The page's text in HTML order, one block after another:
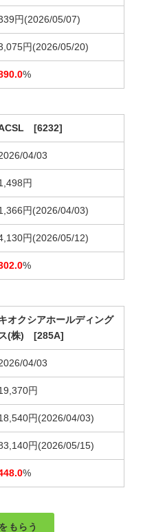
円(2026/05/07)
円(2026/05/20)
%
[6232]
04/03
円
円(2026/04/03)
円(2026/05/12)
%
オクシアホールディング
ス(株) [285A]
04/03
円
円 (2026/04/03)
円 (2026/05/15)
%
もらう